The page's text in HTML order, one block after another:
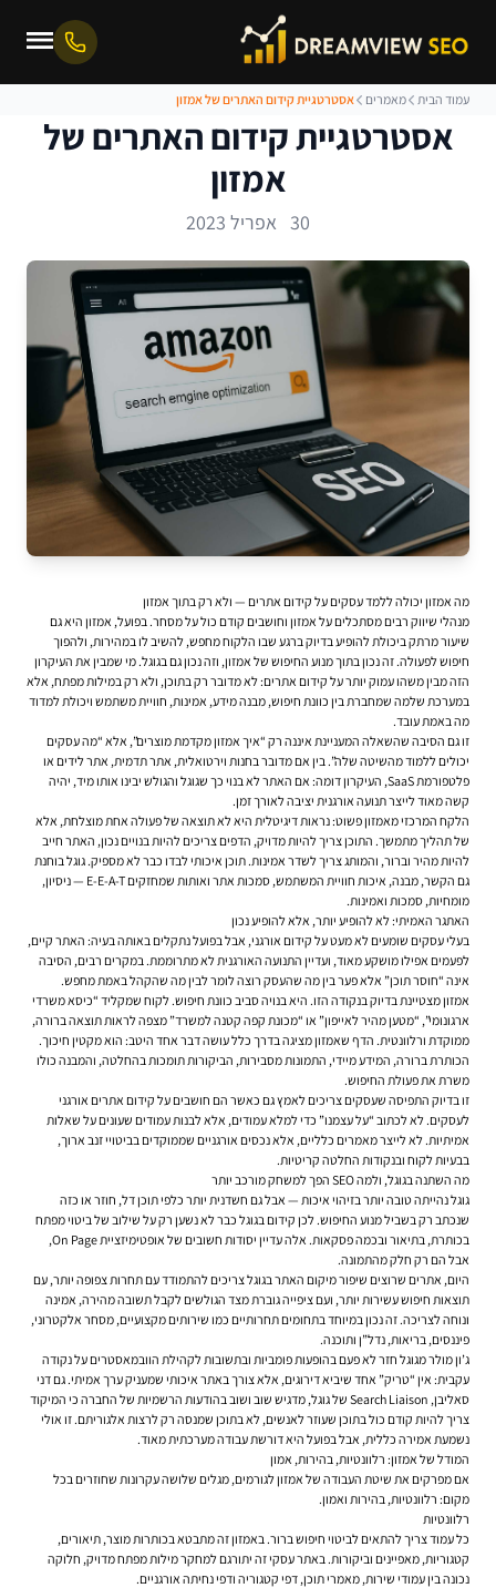
עמוד הבית מאמרים אסטרטגיית קידום האתרים של אמזון
אסטרטגיית קידום האתרים של
אמזון
30 אפריל 2023
מה אמזון יכולה ללמד עסקים על קידום אתרים — ולא רק בתוך אמזון
מנהלי שיווק רבים מסתכלים על אמזון וחושבים קודם כול על מסחר. בפועל, אמזון היא גם
שיעור מרתק ביכולת להופיע בדיוק ברגע שבו הלקוח מחפש, להשיב לו במהירות, ולהפוך
חיפוש לפעולה. זה נכון בתוך מנוע החיפוש של אמזון, וזה נכון גם בגוגל. מי שמבין את העיקרון
הזה מבין משהו עמוק יותר על קידום אתרים: לא מדובר רק בתוכן, ולא רק במילות מפתח, אלא
במערכת שלמה שמחברת בין כוונת חיפוש, מבנה מידע, אמינות, חוויית משתמש ויכולת למדוד
מה באמת עובד.
זו גם הסיבה שהשאלה המעניינת איננה רק “איך אמזון מקדמת מוצרים”, אלא “מה עסקים
יכולים ללמוד מהשיטה שלה”. בין אם מדובר בחנות וירטואלית, אתר תדמית, אתר לידים או
פלטפורמת SaaS, העיקרון דומה: אם האתר לא בנוי כך שגוגל והגולש יבינו אותו מיד, יהיה
קשה מאוד לייצר תנועה אורגנית יציבה לאורך זמן.
הלקח המרכזי מאמזון פשוט: נראות דיגיטלית היא לא תוצאה של פעולה אחת מוצלחת, אלא
של תהליך מתמשך. התוכן צריך להיות מדויק, הדפים צריכים להיות בנויים נכון, האתר חייב
להיות מהיר וברור, והמותג צריך לשדר אמינות. תוכן איכותי לבדו כבר לא מספיק. גוגל בוחנת
גם הקשר, מבנה, איכות חוויית המשתמש, סמכות אתר ואותות שמחזקים E-E-A-T — ניסיון,
מומחיות, סמכות ואמינות.
האתגר האמיתי: לא להופיע יותר, אלא להופיע נכון
בעלי עסקים שומעים לא מעט על קידום אורגני, אבל בפועל נתקלים באותה בעיה: האתר קיים,
לפעמים אפילו מושקע מאוד, ועדיין התנועה האורגנית לא מתרוממת. במקרים רבים, הסיבה
אינה “חוסר תוכן” אלא פער בין מה שהעסק רוצה לומר לבין מה שהקהל באמת מחפש.
אמזון מצטיינת בדיוק בנקודה הזו. היא בנויה סביב כוונת חיפוש. לקוח שמקליד “כיסא משרדי
ארגונומי”, “מטען מהיר לאייפון” או “מכונת קפה קטנה למשרד” מצפה לראות תוצאה ברורה,
ממוקדת ורלוונטית. הדף שאמזון מציגה בדרך כלל עושה דבר אחד היטב: הוא מקטין חיכוך.
הכותרת ברורה, המידע מיידי, התמונות מסבירות, הביקורות תומכות בהחלטה, והמבנה כולו
משרת את פעולת החיפוש.
זו בדיוק התפיסה שעסקים צריכים לאמץ גם כאשר הם חושבים על קידום אתרים אורגני
לעסקים. לא לכתוב “על עצמנו” כדי למלא עמודים, אלא לבנות עמודים שעונים על שאלות
אמיתיות. לא לייצר מאמרים כלליים, אלא נכסים אורגניים שממוקדים בביטויי זנב ארוך,
בבעיות לקוח ובנקודות החלטה קריטיות.
מה השתנה בגוגל, ולמה SEO הפך למשחק מורכב יותר
גוגל נהייתה טובה יותר בזיהוי איכות — אבל גם חשדנית יותר כלפי תוכן דל, חוזר או כזה
שנכתב רק בשביל מנוע החיפוש. לכן קידום בגוגל כבר לא נשען רק על שילוב של ביטוי מפתח
בכותרת, בתיאור ובכמה פסקאות. אלה עדיין יסודות חשובים של אופטימיזציית On Page,
אבל הם רק חלק מהתמונה.
היום, אתרים שרוצים שיפור מיקום האתר בגוגל צריכים להתמודד עם תחרות צפופה יותר, עם
תוצאות חיפוש עשירות יותר, ועם ציפייה גוברת מצד הגולשים לקבל תשובה מהירה, אמינה
ונוחה לצריכה. זה נכון במיוחד בתחומים תחרותיים כמו שירותים מקצועיים, מסחר אלקטרוני,
פיננסים, בריאות, נדל”ן ותוכנה.
ג’ון מולר מגוגל חזר לא פעם בהופעות פומביות ובתשובות לקהילת הוובמאסטרים על נקודה
עקבית: אין “טריק” אחד שיביא דירוגים, אלא צורך באתר איכותי שמעניק ערך אמיתי. גם דני
סאליבן, Search Liaison של גוגל, מדגיש שוב ושוב בהודעות הרשמיות של החברה כי המיקוד
צריך להיות קודם כול בתוכן שעוזר לאנשים, לא בתוכן שמנסה רק לרצות אלגוריתם. זו אולי
נשמעת אמירה כללית, אבל בפועל היא דורשת עבודה מערכתית מאוד.
המודל של אמזון: רלוונטיות, בהירות, אמון
אם מפרקים את שיטת העבודה של אמזון לגורמים, מגלים שלושה עקרונות שחוזרים בכל
מקום: רלוונטיות, בהירות ואמון.
רלוונטיות
כל עמוד צריך להתאים לביטוי חיפוש ברור. באמזון זה מתבטא בכותרות מוצר, תיאורים,
קטגוריות, מאפיינים וביקורות. באתר עסקי זה יתורגם למחקר מילות מפתח מדויק, חלוקה
נכונה בין עמודי שירות, מאמרי תוכן, דפי קטגוריה ודפי נחיתה אורגניים.